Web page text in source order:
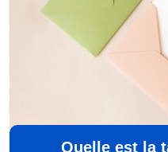
Quelle est la